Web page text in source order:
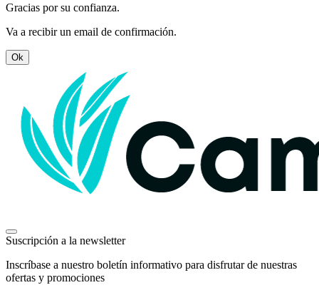
Gracias por su confianza.
Va a recibir un email de confirmación.
Ok
Suscripción a la newsletter
Inscríbase a nuestro boletín informativo para disfrutar de nuestras
ofertas y promociones